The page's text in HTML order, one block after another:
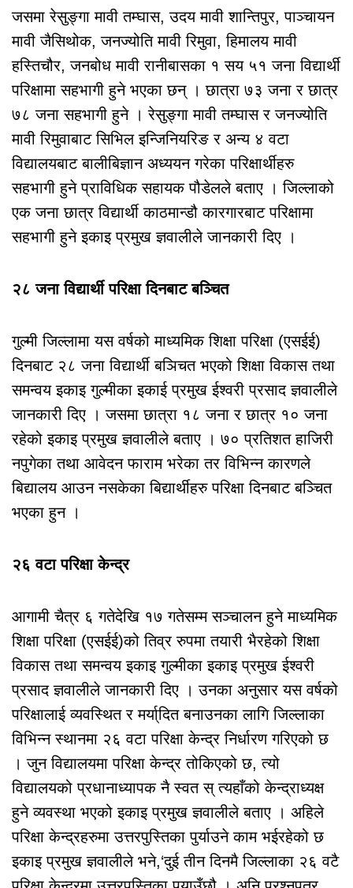
जसमा रेसुङ्गा मावी तम्घास, उदय मावी शान्तिपुर, पाञ्चायन
मावी जैसिथोक, जनज्योति मावी रिमुवा, हिमालय मावी
हस्तिचौर, जनबोध मावी रानीबासका १ सय ५१ जना विद्यार्थी
परिक्षामा सहभागी हुने भएका छन् । छात्रा ७३ जना र छात्र
७८ जना सहभागी हुने । रेसुङ्गा मावी तम्घास र जनज्योति
मावी रिमुवाबाट सिभिल इन्जिनियरिङ र अन्य ४ वटा
विद्यालयबाट बालीबिज्ञान अध्ययन गरेका परिक्षार्थीहरु
सहभागी हुने प्राविधिक सहायक पौडेलले बताए । जिल्लाको
एक जना छात्र विद्यार्थी काठमान्डौ कारगारबाट परिक्षामा
सहभागी हुने इकाइ प्रमुख ज्ञवालीले जानकारी दिए ।
२८ जना विद्यार्थी परिक्षा दिनबाट बञ्चित
गुल्मी जिल्लामा यस वर्षको माध्यमिक शिक्षा परिक्षा (एसईई)
दिनबाट २८ जना विद्यार्थी बञिचत भएको शिक्षा विकास तथा
समन्वय इकाइ गुल्मीका इकाई प्रमुख ईश्वरी प्रसाद ज्ञवालीले
जानकारी दिए । जसमा छात्रा १८ जना र छात्र १० जना
रहेको इकाइ प्रमुख ज्ञवालीले बताए । ७० प्रतिशत हाजिरी
नपुगेका तथा आवेदन फाराम भरेका तर विभिन्न कारणले
बिद्यालय आउन नसकेका बिद्यार्थीहरु परिक्षा दिनबाट बञ्चित
भएका हुन ।
२६ वटा परिक्षा केन्द्र
आगामी चैत्र ६ गतेदेखि १७ गतेसम्म सञ्चालन हुने माध्यमिक
शिक्षा परिक्षा (एसईई)को तिव्र रुपमा तयारी भैरहेको शिक्षा
विकास तथा समन्वय इकाइ गुल्मीका इकाइ प्रमुख ईश्वरी
प्रसाद ज्ञवालीले जानकारी दिए । उनका अनुसार यस वर्षको
परिक्षालाई व्यवस्थित र मर्या्दित बनाउनका लागि जिल्लाका
विभिन्न स्थानमा २६ वटा परिक्षा केन्द्र निर्धारण गरिएको छ
। जुन विद्यालयमा परिक्षा केन्द्र तोकिएको छ, त्यो
विद्यालयको प्रधानाध्यापक नै स्वत स् त्यहाँको केन्द्राध्यक्ष
हुने व्यवस्था भएको इकाइ प्रमुख ज्ञवालीले बताए । अहिले
परिक्षा केन्द्रहरुमा उत्तरपुस्तिका पुर्याउने काम भईरहेको छ
इकाइ प्रमुख ज्ञवालीले भने,‘दुई तीन दिनमै जिल्लाका २६ वटै